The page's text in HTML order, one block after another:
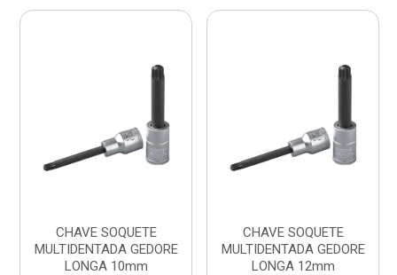
CHAVE SOQUETE
MULTIDENTADA GEDORE
LONGA 10mm
CHAVE SOQUETE
MULTIDENTADA GEDORE
LONGA 12mm